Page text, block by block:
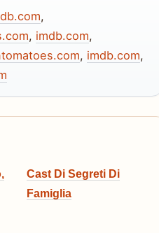
,
, imdb.com,
, imdb.com,
Cast Di Segreti Di
Famiglia